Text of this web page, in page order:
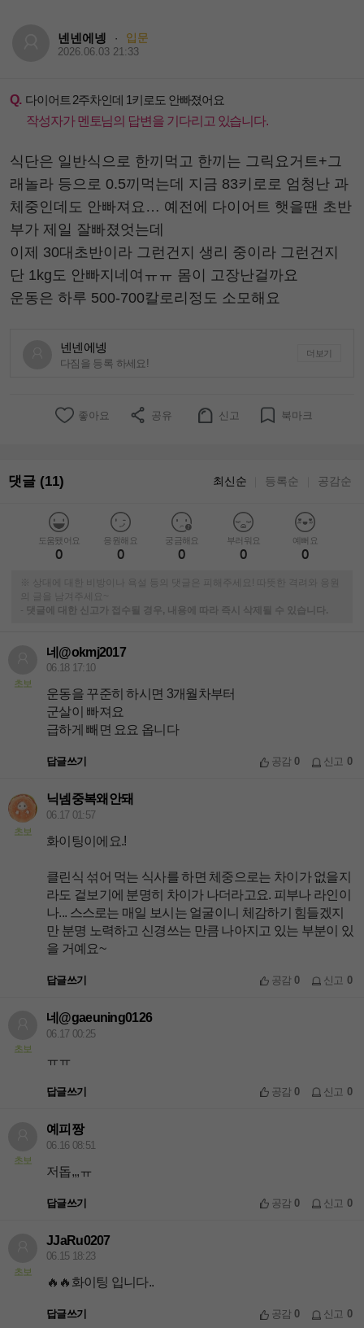
넨넨에넹 · 입문
2026.06.03 21:33
Q. 다이어트 2주차인데 1키로도 안빠졌어요
작성자가 멘토님의 답변을 기다리고 있습니다.
식단은 일반식으로 한끼먹고 한끼는 그릭요거트+그
래놀라 등으로 0.5끼먹는데 지금 83키로로 엄청난 과
체중인데도 안빠져요… 예전에 다이어트 햇을땐 초반
부가 제일 잘빠졌엇는데
이제 30대초반이라 그런건지 생리 중이라 그런건지
단 1kg도 안빠지네여ㅠㅠ 몸이 고장난걸까요
운동은 하루 500-700칼로리정도 소모해요
넨넨에넹
다짐을 등록 하세요!
더보기
좋아요 공유 신고 북마크
댓글 (11) 최신순 등록순 공감순
도움됐어요
0
응원해요
0
궁금해요
0
부러워요
0
예뻐요
0
※ 상대에 대한 비방이나 욕설 등의 댓글은 피해주세요! 따뜻한 격려와 응원
의 글을 남겨주세요~
-
댓글에 대한 신고가 접수될 경우, 내용에 따라 즉시 삭제될 수 있습니다.
초보
네@okmj2017
06.18 17:10
운동을 꾸준히 하시면 3개월차부터
군살이 빠져요
급하게 빼면 요요 옵니다
답글쓰기 공감0 신고 0
초보
닉넴중복왜안돼
06.17 01:57
화이팅이에요.!
클린식 섞어 먹는 식사를 하면 체중으로는 차이가 없을지
라도 겉보기에 분명히 차이가 나더라고요. 피부나 라인이
나... 스스로는 매일 보시는 얼굴이니 체감하기 힘들겠지
만 분명 노력하고 신경쓰는 만큼 나아지고 있는 부분이 있
을 거예요~
답글쓰기 공감0 신고 0
초보
네@gaeuning0126
06.17 00:25
ㅠㅠ
답글쓰기 공감0 신고 0
초보
예피짱
06.16 08:51
저돕,,,ㅠ
답글쓰기 공감0 신고 0
초보
JJaRu0207
06.15 18:23
🔥🔥화이팅 입니다..
답글쓰기 공감0 신고 0